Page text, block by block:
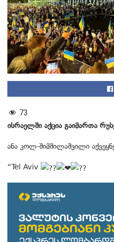
73
ისრაელში აქცია გაიმართა
ანა კოლ-შიმშილაშვილი
“Tel Aviv